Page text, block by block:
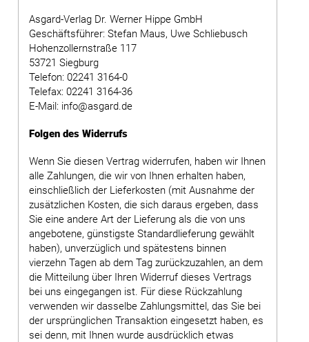
Asgard-Verlag Dr. Werner Hippe GmbH
Geschäftsführer: Stefan Maus, Uwe Schliebusch
Hohenzollernstraße 117
53721 Siegburg
Telefon: 02241 3164-0
Telefax: 02241 3164-36
E-Mail: info@asgard.de
Folgen des Widerrufs
Wenn Sie diesen Vertrag widerrufen, haben wir Ihnen
alle Zahlungen, die wir von Ihnen erhalten haben,
einschließlich der Lieferkosten (mit Ausnahme der
zusätzlichen Kosten, die sich daraus ergeben, dass
Sie eine andere Art der Lieferung als die von uns
angebotene, günstigste Standardlieferung gewählt
haben), unverzüglich und spätestens binnen
vierzehn Tagen ab dem Tag zurückzuzahlen, an dem
die Mitteilung über Ihren Widerruf dieses Vertrags
bei uns eingegangen ist. Für diese Rückzahlung
verwenden wir dasselbe Zahlungsmittel, das Sie bei
der ursprünglichen Transaktion eingesetzt haben, es
sei denn, mit Ihnen wurde ausdrücklich etwas